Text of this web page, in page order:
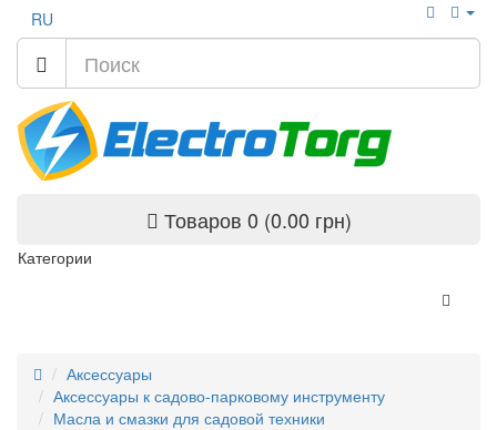
RU
Товаров 0 (0.00 грн)
Категории
Аксессуары
Аксессуары к садово-парковому инструменту
Масла и смазки для садовой техники